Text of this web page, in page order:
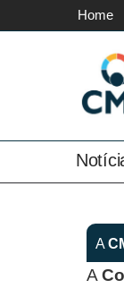
Home
A
A